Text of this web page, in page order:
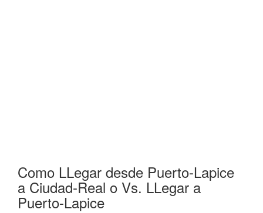
Como LLegar desde Puerto-Lapice
a Ciudad-Real o Vs. LLegar a
Puerto-Lapice